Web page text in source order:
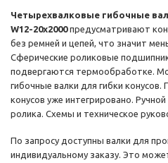
Четырехвалковые гибочные
W12-20х2000предусматривают
без ремней и цепей, что значит
Сферические роликовые
подвергаются термообработке.
гибочные валки для гибки конусов.
конусов уже интегрировано.
ролика. Схемы и техническое
По запросу доступны валки для
индивидуальному заказу. Это